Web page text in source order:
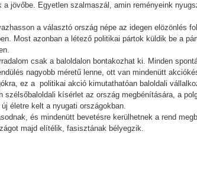
jövőbe. Egyetlen szalmaszál, amin reményeink
a választó ország népe az idegen elözönlés
Most azonban a létező politikai pártok küldik be a
csak a baloldalon bontakozhat ki. Minden
nagyobb méretű lenne, ott van mindenütt
ez a politikai akció kimutathatóan baloldali
kísérlet az ország megbénítására, a
életre kelt a nyugati országokban.
és mindenütt bevetésre kerülhetnek a rend
majd elítélik, fasisztának bélyegzik.